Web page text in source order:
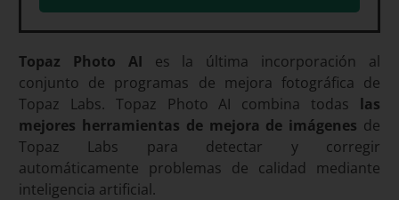
Topaz Photo AI es la última incorporación al
conjunto de programas de mejora fotográfica de
Topaz Labs. Topaz Photo AI combina todas las
mejores herramientas de mejora de imágenes de
Topaz Labs para detectar y corregir
automáticamente problemas de calidad mediante
inteligencia artificial.